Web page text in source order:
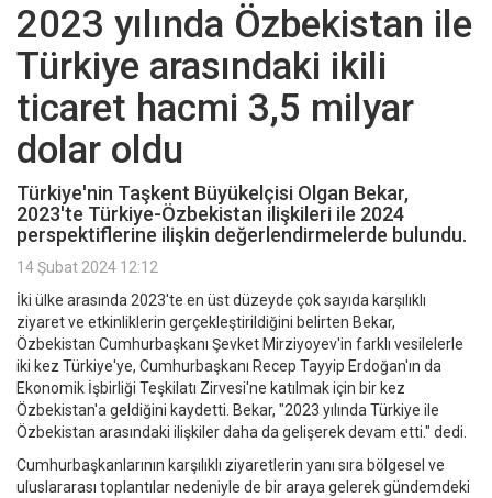
2023 yılında Özbekistan ile
Türkiye arasındaki ikili
ticaret hacmi 3,5 milyar
dolar oldu
Türkiye'nin Taşkent Büyükelçisi Olgan Bekar,
2023'te Türkiye-Özbekistan ilişkileri ile 2024
perspektiflerine ilişkin değerlendirmelerde bulundu.
14 Şubat 2024 12:12
İki ülke arasında 2023'te en üst düzeyde çok sayıda karşılıklı
ziyaret ve etkinliklerin gerçekleştirildiğini belirten Bekar,
Özbekistan Cumhurbaşkanı Şevket Mirziyoyev'in farklı vesilelerle
iki kez Türkiye'ye, Cumhurbaşkanı Recep Tayyip Erdoğan'ın da
Ekonomik İşbirliği Teşkilatı Zirvesi'ne katılmak için bir kez
Özbekistan'a geldiğini kaydetti. Bekar, "2023 yılında Türkiye ile
Özbekistan arasındaki ilişkiler daha da gelişerek devam etti." dedi.
Cumhurbaşkanlarının karşılıklı ziyaretlerin yanı sıra bölgesel ve
uluslararası toplantılar nedeniyle de bir araya gelerek gündemdeki